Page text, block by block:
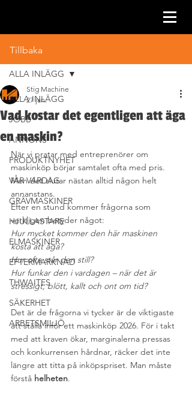
Inlägg
ALLA INLÄGG
JOBB
ANNONS
PRODUKTNYHET
VÅR VARDAG
GRÄVMASKINER
HJULLASTARE
ELMASKINER
EFTERMARKNAD
THWAITES
SÄKERHET
ARBETSMILJÖ
ALLA INLÄGG
Vad kostar det egentligen att äga
en maskin?
Stig Machine
27 jan.
När vi pratar med entreprenörer om
maskinköp börjar samtalet ofta med pris.
Men det slutar nästan alltid någon helt
annanstans.
Efter en stund kommer frågorna som
verkligen betyder något:
Hur mycket kommer den här maskinen
kosta att äga?
Hur ofta står den still?
Hur funkar den i vardagen – när det är
stressigt, blött, kallt och ont om tid?
Det är de frågorna vi tycker är de viktigaste
att ställa inför ett maskinköp 2026. För i takt
med att kraven ökar, marginalerna pressas
och konkurrensen hårdnar, räcker det inte
längre att titta på inköpspriset. Man måste
förstå helheten.
Tillbaka